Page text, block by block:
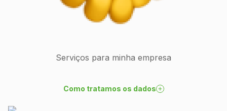
Serviços para minha empresa
Como tratamos os dados